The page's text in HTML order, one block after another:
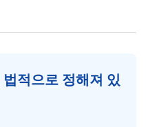
적으로 정해져 있